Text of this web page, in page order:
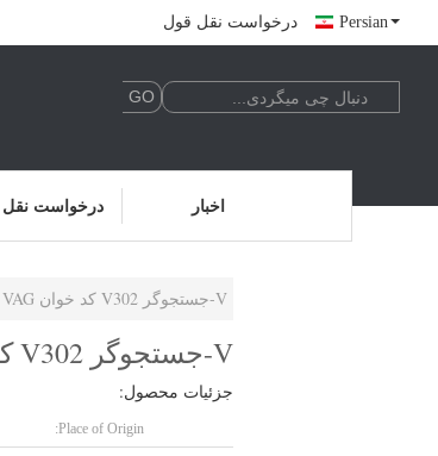
درخواست نقل قول Persian
درخواست اخبار
V-جستجوگر V302 کد خوان VAG ابزار تشخیصی برای اتوبوس تشخیص چند زبانه PRO
V-جستجوگر V302 کد خوان VAG ابزار تشخیصی برای اتوبوس تشخیص چند زبانه PRO
جزئیات محصول:
Place of Origin: